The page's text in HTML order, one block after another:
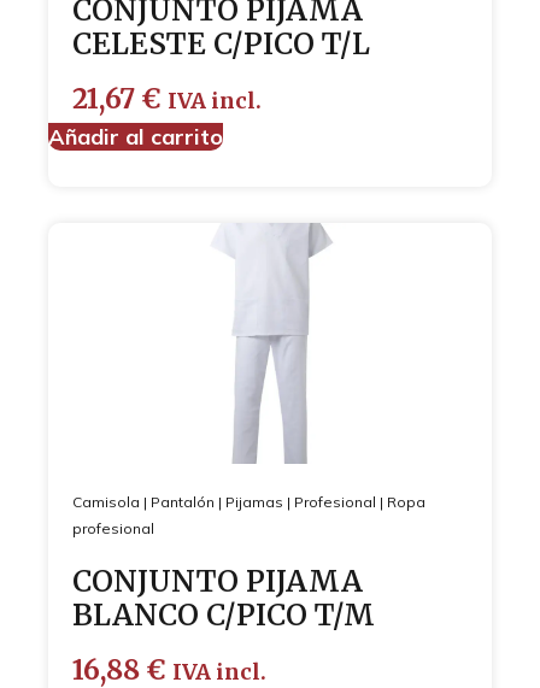
CONJUNTO PIJAMA
CELESTE C/PICO T/L
21,67 € IVA incl.
Añadir al carrito
Camisola | Pantalón | Pijamas | Profesional | Ropa
profesional
CONJUNTO PIJAMA
BLANCO C/PICO T/M
16,88 € IVA incl.